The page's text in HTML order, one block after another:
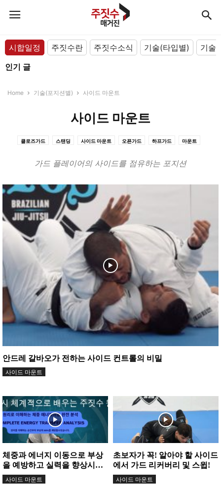
시합일정 주짓수란 주짓수소식 기술(타입별)
기술
인기 글
Home 기술(포지션별) 사이드 마운트
사이드 마운트
클로즈가드 스탠딩 사이드 마운트 오픈가드 하프가드 마운트
가드 플레이어의 사이드를 점유하는 포지션
안드레 갈바오가 전하는 사이드 컨트롤의 비밀
사이드 마운트
체중과 에너지 이동으로 부상
을 예방하고 실력을 향상시키
는 원리 분석
사이드 마운트
초보자가 꼭! 알아야 할 사이드
에서 가드 리커버리 및 스윕!
사이드 마운트